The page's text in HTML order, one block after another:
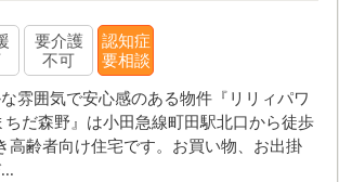
要介護
不可
認知症
要相談
雰囲気で安心感のある物件『リリィパワ
ちだ森野』は小田急線町田駅北口から徒歩
高齢者向け住宅です。お買い物、お出掛